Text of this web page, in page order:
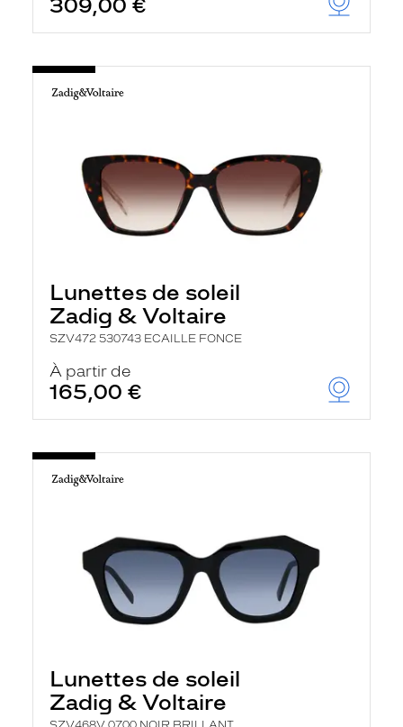
309,00 €
Lunettes de soleil
Zadig & Voltaire
SZV472 530743 ECAILLE FONCE
À partir de
165,00 €
Lunettes de soleil
Zadig & Voltaire